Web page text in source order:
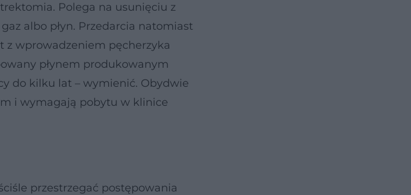
Polega na usunięciu z
albo płyn. Przedarcia natomiast
z wprowadzeniem pęcherzyka
płynem produkowanym
do kilku lat – wymienić. Obydwie
i wymagają pobytu w klinice
przestrzegać postępowania